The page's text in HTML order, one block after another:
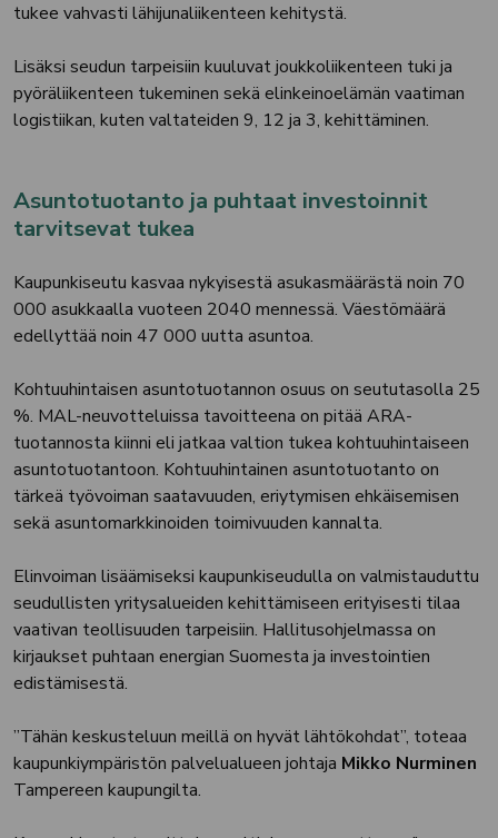
tukee vahvasti lähijunaliikenteen kehitystä.
Lisäksi seudun tarpeisiin kuuluvat joukkoliikenteen tuki ja
pyöräliikenteen tukeminen sekä elinkeinoelämän vaatiman
logistiikan, kuten valtateiden 9, 12 ja 3, kehittäminen.
Asuntotuotanto ja puhtaat investoinnit
tarvitsevat tukea
Kaupunkiseutu kasvaa nykyisestä asukasmäärästä noin 70
000 asukkaalla vuoteen 2040 mennessä. Väestömäärä
edellyttää noin 47 000 uutta asuntoa.
Kohtuuhintaisen asuntotuotannon osuus on seututasolla 25
%. MAL-neuvotteluissa tavoitteena on pitää ARA-
tuotannosta kiinni eli jatkaa valtion tukea kohtuuhintaiseen
asuntotuotantoon. Kohtuuhintainen asuntotuotanto on
tärkeä työvoiman saatavuuden, eriytymisen ehkäisemisen
sekä asuntomarkkinoiden toimivuuden kannalta.
Elinvoiman lisäämiseksi kaupunkiseudulla on valmistauduttu
seudullisten yritysalueiden kehittämiseen erityisesti tilaa
vaativan teollisuuden tarpeisiin. Hallitusohjelmassa on
kirjaukset puhtaan energian Suomesta ja investointien
edistämisestä.
”Tähän keskusteluun meillä on hyvät lähtökohdat”, toteaa
kaupunkiympäristön palvelualueen johtaja Mikko Nurminen
Tampereen kaupungilta.